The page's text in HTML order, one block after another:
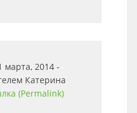
марта, 2014 -
Катерина
(Permalink)